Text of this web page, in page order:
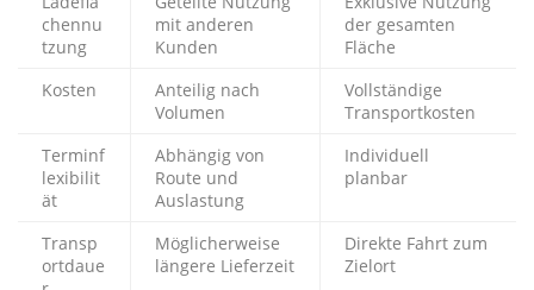
chennu
tzung
mit anderen
Kunden
der gesamten
Fläche
Kosten
Anteilig nach
Volumen
Vollständige
Transportkosten
Terminf
lexibilit
ät
Abhängig von
Route und
Auslastung
Individuell
planbar
Transp
ortdaue
Möglicherweise
längere Lieferzeit
Direkte Fahrt zum
Zielort